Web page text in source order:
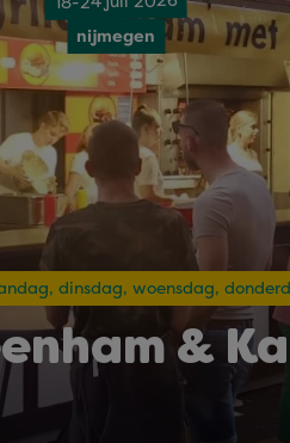
nijmegen
dinsdag, woensdag,
&